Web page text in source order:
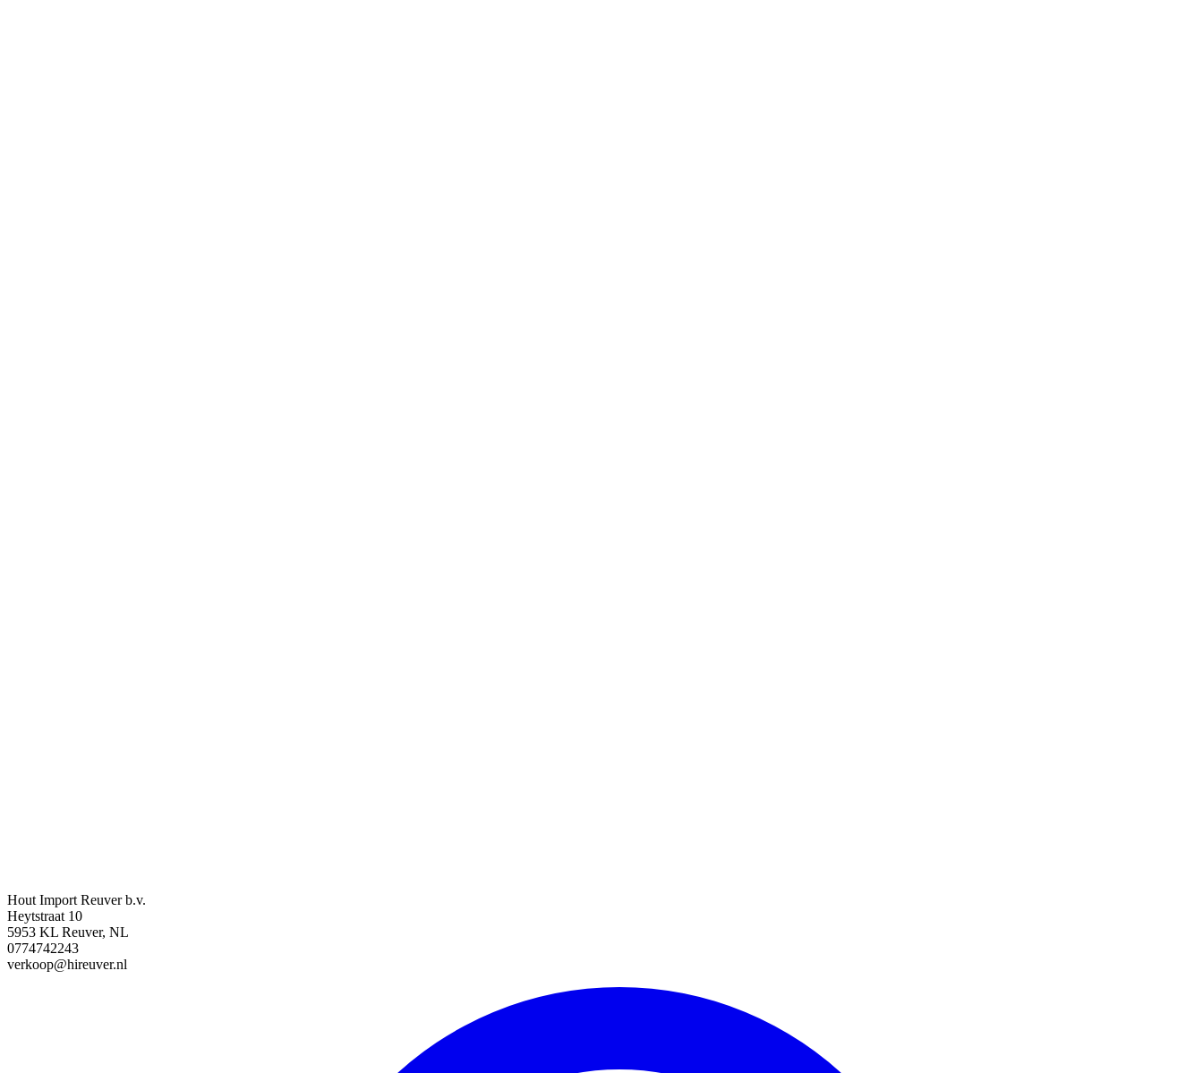
Hout Import Reuver b.v.
Heytstraat 10
5953 KL Reuver, NL
0774742243
verkoop@hireuver.nl